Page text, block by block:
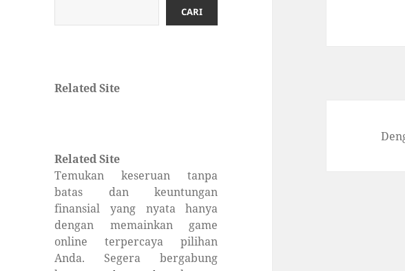
CARI
Related Site
Related Site
Temukan keseruan tanpa
batas dan keuntungan
finansial yang nyata hanya
dengan memainkan game
online terpercaya pilihan
Anda. Segera bergabung